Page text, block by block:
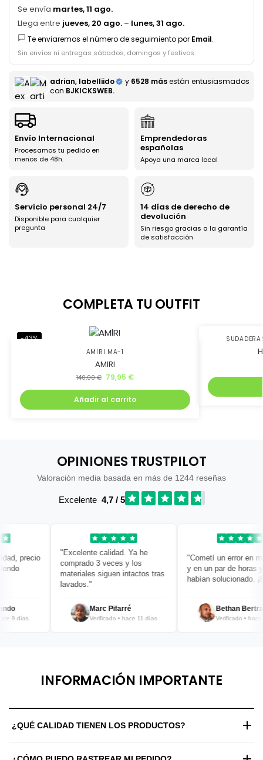
Se envía martes, 11 ago.
Llega entre jueves, 20 ago. – lunes, 31 ago.
Te enviaremos el número de seguimiento por Email.
Sin envíos ni entregas sábados, domingos y festivos.
adrian, labelliido y 6528 másestán entusiasmados
con BJKICKSWEB.
Envío Internacional
Procesamos tu pedido en
menos de 48h.
Emprendedoras
españolas
Apoya una marca local
Servicio personal 24/7
Disponible para cualquier
pregunta
14 días de derecho de
devolución
Sin riesgo gracias a la garantía
de satisfacción
COMPLETA TU OUTFIT
-43%
AMIRI MA-1
AMlRI
140,00€ 79,95 €
Añadir al carrito
OPINIONES TRUSTPILOT
Valoración media basada en más de 1244 reseñas
Excelente 4,7 / 5
precio
9 días
"Excelente calidad. Ya he
comprado 3 veces y los
materiales siguen intactos tras
lavados."
Marc Pifarré
Verificado • hace 11 días
"Cometí un error en mi
y en un par de horas ya
habían solucionado.
Bethan Bertrand
Verificado • hace
INFORMACIÓN IMPORTANTE
¿QUÉ CALIDAD TIENEN LOS PRODUCTOS?